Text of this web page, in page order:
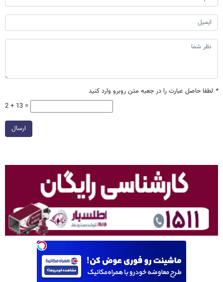
* لطفا حاصل عبارت را در جعبه متن روبرو وارد کنید
2 + 13 =
ارسال